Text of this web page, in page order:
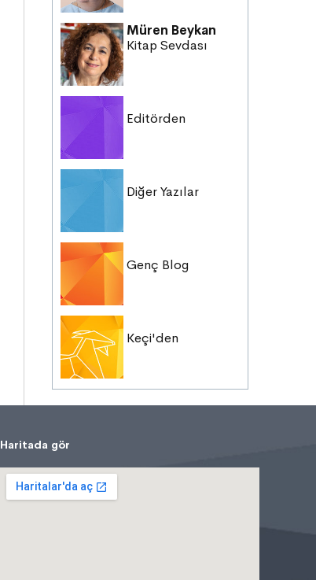
ERDEMLER
DESTANLAR
SANAT
DEĞERLERİMİZ
Müren Beykan
Kitap Sevdası
Editörden
Diğer Yazılar
Genç Blog
Keçi'den
Haritada gör